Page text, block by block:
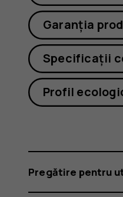
Garanția
Specificații
Profil
Pregătire pentru